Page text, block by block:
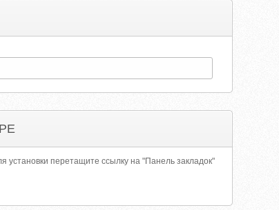
установки перетащите ссылку на "Панель закладок"